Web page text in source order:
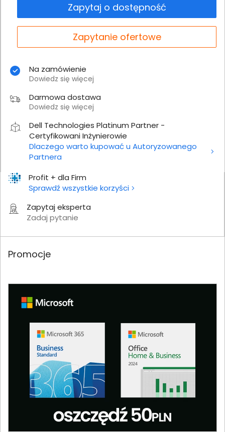
Profit + dla Firm
Sprawdź wszystkie korzyści
Zapytaj eksperta
Zadaj pytanie
Zapytaj o dostępność
Zapytanie ofertowe
Na zamówienie
Dowiedz się więcej
Darmowa dostawa
Dowiedz się więcej
Dell Technologies Platinum Partner -
Certyfikowani Inżynierowie
Dlaczego warto kupować u Autoryzowanego
Partnera
Promocje